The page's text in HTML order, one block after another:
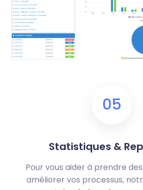
05
Statistiques &
Pour vous aider à prendre
améliorer vos processus,